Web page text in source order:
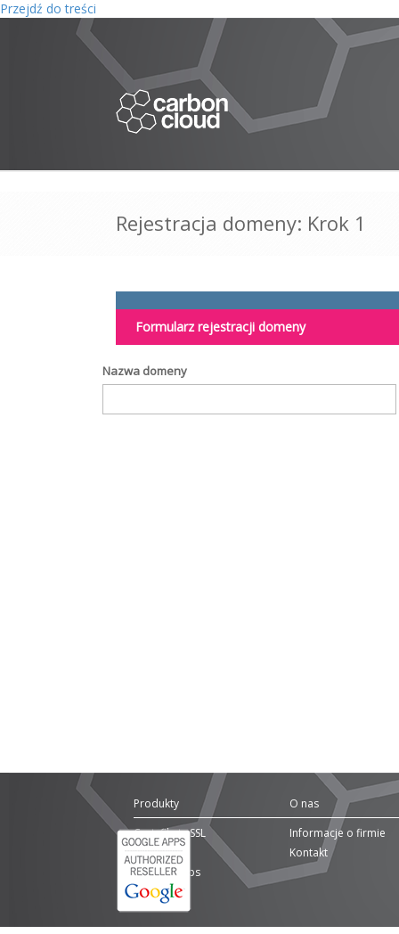
Przejdź do treści
Rejestracja domeny: Krok 1
Formularz rejestracji domeny
Nazwa domeny
Produkty
Certyfikaty SSL
Domeny
Google Apps
O nas
Informacje o firmie
Kontakt